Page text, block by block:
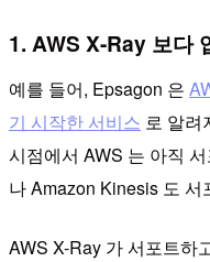
1. AWS X-Ray 보다
예를 들어, Epsagon 은
기 시작한 서비스 로 알려
시점에서 AWS 는 아직
나 Amazon Kinesis 도 서
AWS X-Ray 가 서포트하